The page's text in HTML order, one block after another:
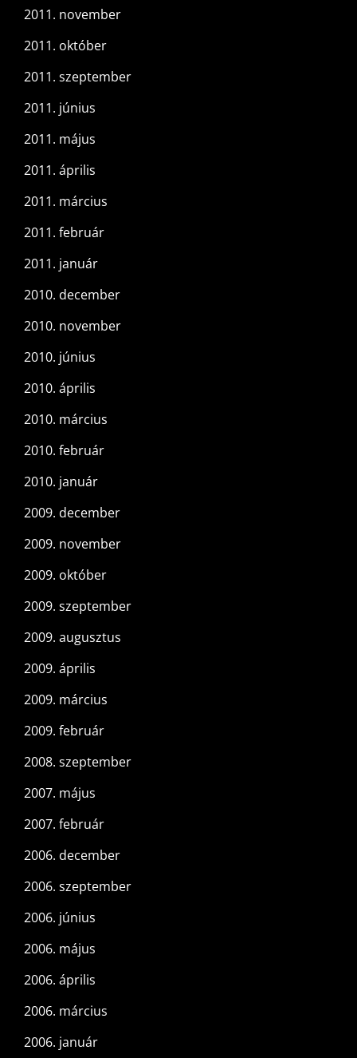
2011. november
2011. október
2011. szeptember
2011. június
2011. május
2011. április
2011. március
2011. február
2011. január
2010. december
2010. november
2010. június
2010. április
2010. március
2010. február
2010. január
2009. december
2009. november
2009. október
2009. szeptember
2009. augusztus
2009. április
2009. március
2009. február
2008. szeptember
2007. május
2007. február
2006. december
2006. szeptember
2006. június
2006. május
2006. április
2006. március
2006. január